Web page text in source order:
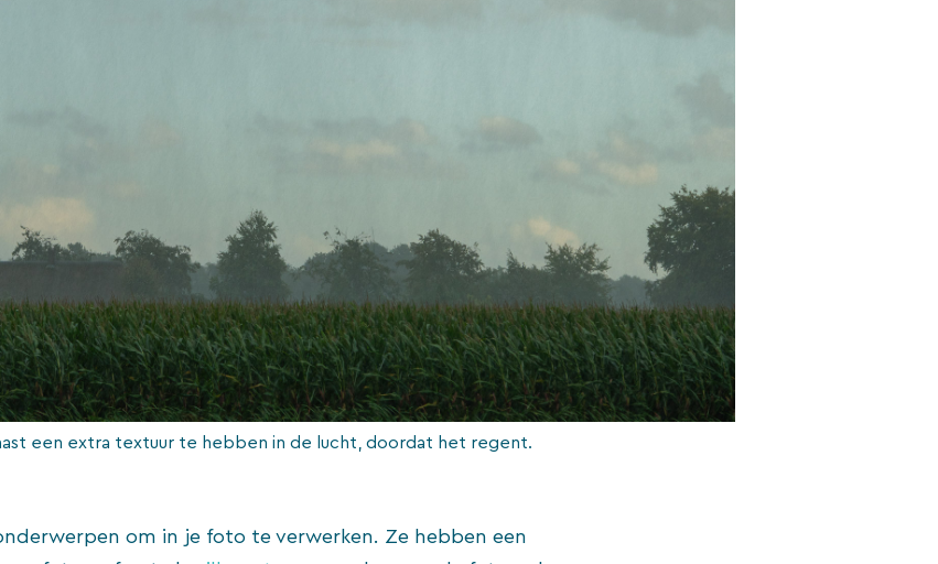
een extra textuur te hebben in de lucht, doordat het regent.
om in je foto te verwerken. Ze hebben een